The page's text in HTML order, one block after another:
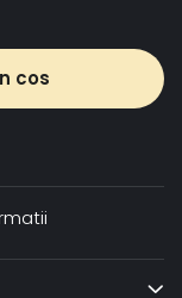
cos